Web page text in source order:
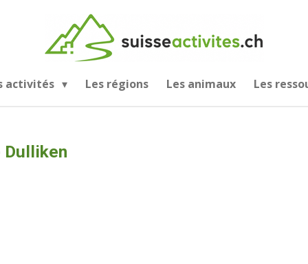
activités Les régions Les animaux Les
Dulliken